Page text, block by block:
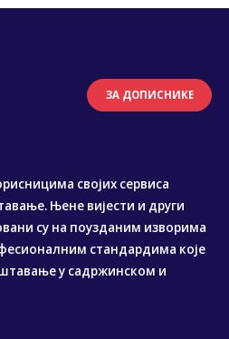
ЗА ДОПИСНИКЕ
својих сервиса
Њене вијести и други
су на поузданим изворима
стандардима које
у садржинском и